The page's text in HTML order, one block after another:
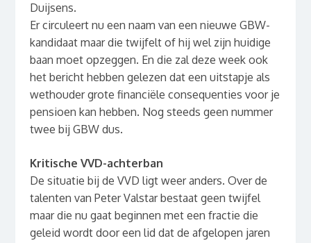
Duijsens.
Er circuleert nu een naam van een nieuwe GBW-
kandidaat maar die twijfelt of hij wel zijn huidige
baan moet opzeggen. En die zal deze week ook
het bericht hebben gelezen dat een uitstapje als
wethouder grote financiële consequenties voor je
pensioen kan hebben. Nog steeds geen nummer
twee bij GBW dus.
Kritische VVD-achterban
De situatie bij de VVD ligt weer anders. Over de
talenten van Peter Valstar bestaat geen twijfel
maar die nu gaat beginnen met een fractie die
geleid wordt door een lid dat de afgelopen jaren